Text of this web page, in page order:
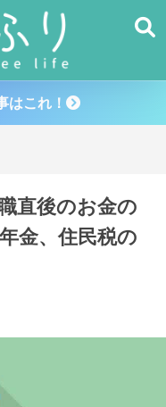
はこれ！
直後のお金の
金、住民税の